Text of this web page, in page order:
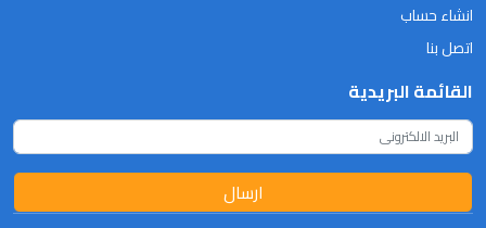
انشاء حساب
اتصل بنا
القائمة البريدية
ارسال